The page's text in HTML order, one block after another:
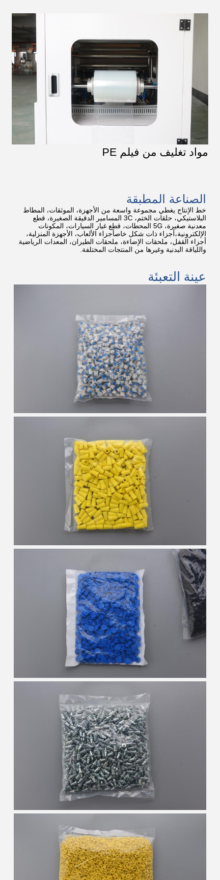
مواد تغليف من فيلم PE
الصناعة المطبقة
خط الإنتاج يغطي مجموعة واسعة من الأجهزة، الموثقات، المطاط
البلاستيكي، حلقات الختم، 3C المسامير الدقيقة الصغيرة، قطع
معدنية صغيرة، 5G المحطات، قطع غيار السيارات، المكونات
الإلكترونية،أجزاء ذات شكل خاصأجزاء الألعاب، الأجهزة المنزلية،
أجزاء القفل، ملحقات الإضاءة، ملحقات الطيران، المعدات الرياضية
واللياقة البدنية وغيرها من المنتجات المختلفة.
عينة التعبئة